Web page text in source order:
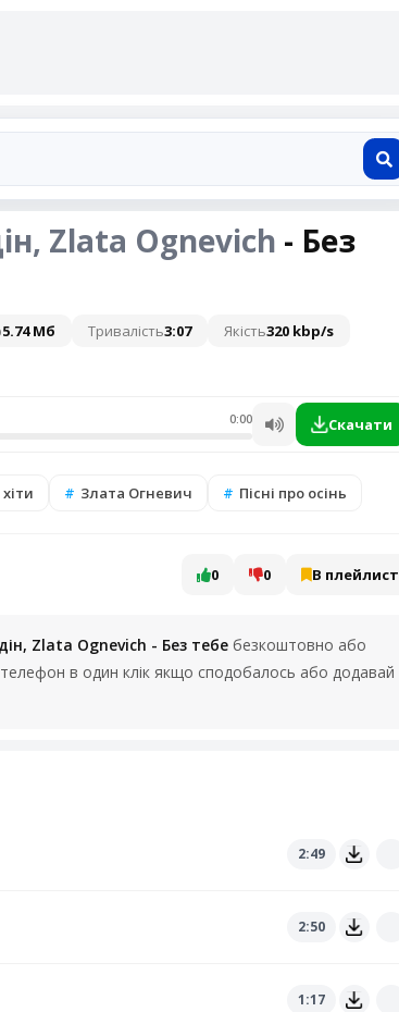
Zlata Ognevich - Без
5.74 Мб Тривалість3:07 Якість320 kbp/s
0:00 Скачати
Злата Огневич Пісні про осінь
0 0 В плейлист
Zlata Ognevich - Без тебе безкоштовно або
в один клік якщо сподобалось або додавай
2:49
2:50
1:17